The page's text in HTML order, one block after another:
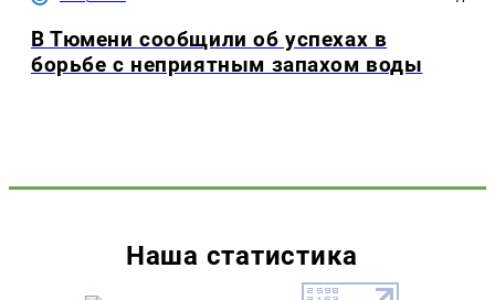
В Тюмени сообщили об успехах в
борьбе с неприятным запахом воды
Наша статистика